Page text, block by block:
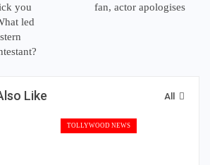
you
led
fan, actor apologises
All
Like
TOLLYWOOD NEWS